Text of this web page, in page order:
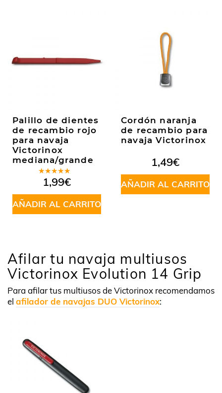
Palillo de dientes
de recambio rojo
para navaja
Victorinox
mediana/grande
Valorado
en5.00de
5
1,99€
AÑADIR AL CARRITO
Cordón naranja
de recambio para
navaja Victorinox
1,49€
AÑADIR AL CARRITO
Afilar tu navaja multiusos
Victorinox Evolution 14 Grip
Para afilar tus multiusos de Victorinox recomendamos
el afilador de navajas DUO Victorinox: